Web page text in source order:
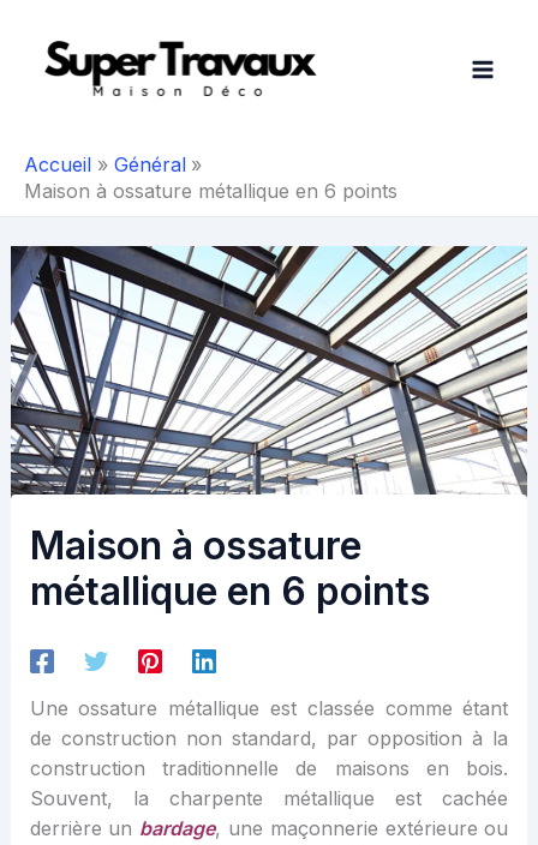
contenu
Accueil
Général
Maison à ossature métallique en 6 points
Maison à ossature
métallique en 6 points
Une ossature métallique est classée comme étant
de construction non standard, par opposition à la
construction traditionnelle de maisons en bois.
Souvent, la charpente métallique est cachée
derrière un bardage, une maçonnerie extérieure ou